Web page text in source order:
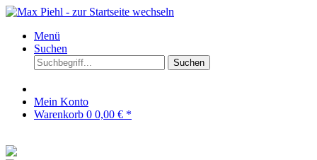
Menü
Suchen
Suchen
Mein Konto
Warenkorb 0 0,00 € *